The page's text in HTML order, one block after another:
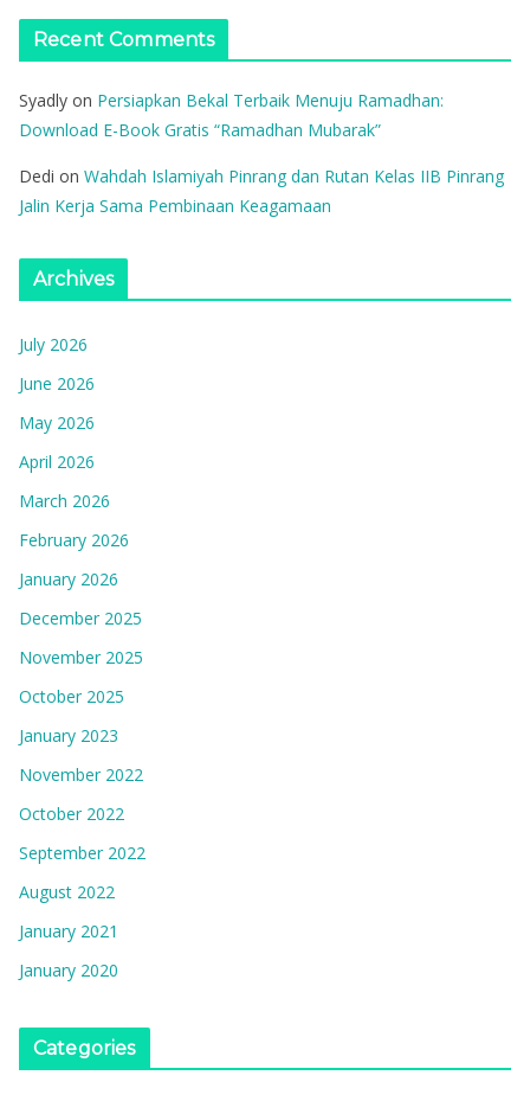
Recent Comments
Syadly on Persiapkan Bekal Terbaik Menuju Ramadhan:
Download E-Book Gratis “Ramadhan Mubarak”
Dedi on Wahdah Islamiyah Pinrang dan Rutan Kelas IIB Pinrang
Jalin Kerja Sama Pembinaan Keagamaan
Archives
July 2026
June 2026
May 2026
April 2026
March 2026
February 2026
January 2026
December 2025
November 2025
October 2025
January 2023
November 2022
October 2022
September 2022
August 2022
January 2021
January 2020
Categories